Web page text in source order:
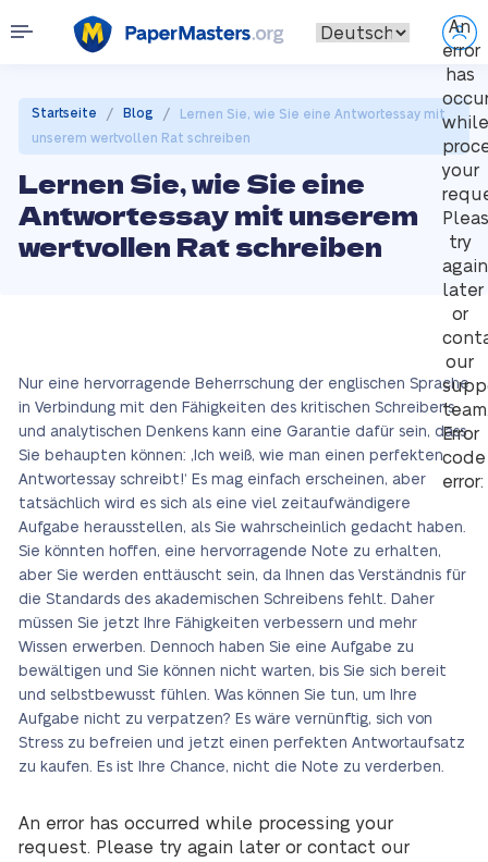
An
error
has
while
your
try
again
later
or
our
Error
code
error:
Startseite / Blog /
Lernen Sie, wie Sie eine Antwortessay mit
unserem wertvollen Rat schreiben
Lernen Sie, wie Sie eine
Antwortessay mit unserem
wertvollen Rat schreiben
Nur eine hervorragende Beherrschung der englischen Sprache
in Verbindung mit den Fähigkeiten des kritischen Schreibens
und analytischen Denkens kann eine Garantie dafür sein, dass
Sie behaupten können: ‚Ich weiß, wie man einen perfekten
Antwortessay schreibt!‘ Es mag einfach erscheinen, aber
tatsächlich wird es sich als eine viel zeitaufwändigere
Aufgabe herausstellen, als Sie wahrscheinlich gedacht haben.
Sie könnten hoffen, eine hervorragende Note zu erhalten,
aber Sie werden enttäuscht sein, da Ihnen das Verständnis für
die Standards des akademischen Schreibens fehlt. Daher
müssen Sie jetzt Ihre Fähigkeiten verbessern und mehr
Wissen erwerben. Dennoch haben Sie eine Aufgabe zu
bewältigen und Sie können nicht warten, bis Sie sich bereit
und selbstbewusst fühlen. Was können Sie tun, um Ihre
Aufgabe nicht zu verpatzen? Es wäre vernünftig, sich von
Stress zu befreien und jetzt einen perfekten Antwortaufsatz
zu kaufen. Es ist Ihre Chance, nicht die Note zu verderben.
An error has occurred while processing your
request. Please try again later or contact our